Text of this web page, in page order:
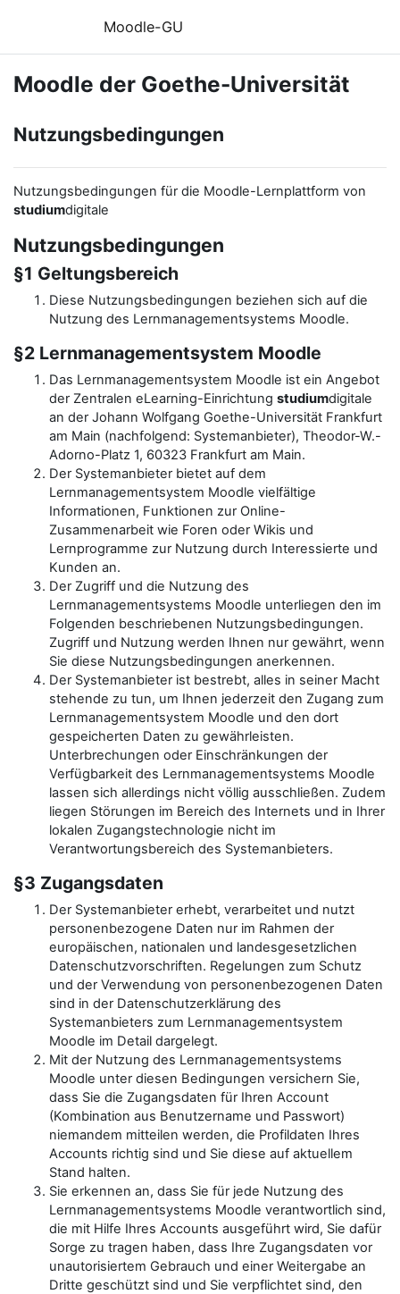
Moodle-GU
Moodle der Goethe-Universität
Nutzungsbedingungen
Nutzungsbedingungen für die Moodle-Lernplattform von
studiumdigitale
Nutzungsbedingungen
§1 Geltungsbereich
Diese Nutzungsbedingungen beziehen sich auf die
Nutzung des Lernmanagementsystems Moodle.
§2 Lernmanagementsystem Moodle
Das Lernmanagementsystem Moodle ist ein Angebot
der Zentralen eLearning-Einrichtung studiumdigitale
an der Johann Wolfgang Goethe-Universität Frankfurt
am Main (nachfolgend: Systemanbieter), Theodor-W.-
Adorno-Platz 1, 60323 Frankfurt am Main.
Der Systemanbieter bietet auf dem
Lernmanagementsystem Moodle vielfältige
Informationen, Funktionen zur Online-
Zusammenarbeit wie Foren oder Wikis und
Lernprogramme zur Nutzung durch Interessierte und
Kunden an.
Der Zugriff und die Nutzung des
Lernmanagementsystems Moodle unterliegen den im
Folgenden beschriebenen Nutzungsbedingungen.
Zugriff und Nutzung werden Ihnen nur gewährt, wenn
Sie diese Nutzungsbedingungen anerkennen.
Der Systemanbieter ist bestrebt, alles in seiner Macht
stehende zu tun, um Ihnen jederzeit den Zugang zum
Lernmanagementsystem Moodle und den dort
gespeicherten Daten zu gewährleisten.
Unterbrechungen oder Einschränkungen der
Verfügbarkeit des Lernmanagementsystems Moodle
lassen sich allerdings nicht völlig ausschließen. Zudem
liegen Störungen im Bereich des Internets und in Ihrer
lokalen Zugangstechnologie nicht im
Verantwortungsbereich des Systemanbieters.
§3 Zugangsdaten
Der Systemanbieter erhebt, verarbeitet und nutzt
personenbezogene Daten nur im Rahmen der
europäischen, nationalen und landesgesetzlichen
Datenschutzvorschriften. Regelungen zum Schutz
und der Verwendung von personenbezogenen Daten
sind in der Datenschutzerklärung des
Systemanbieters zum Lernmanagementsystem
Moodle im Detail dargelegt.
Mit der Nutzung des Lernmanagementsystems
Moodle unter diesen Bedingungen versichern Sie,
dass Sie die Zugangsdaten für Ihren Account
(Kombination aus Benutzername und Passwort)
niemandem mitteilen werden, die Profildaten Ihres
Accounts richtig sind und Sie diese auf aktuellem
Stand halten.
Sie erkennen an, dass Sie für jede Nutzung des
Lernmanagementsystems Moodle verantwortlich sind,
die mit Hilfe Ihres Accounts ausgeführt wird, Sie dafür
Sorge zu tragen haben, dass Ihre Zugangsdaten vor
unautorisiertem Gebrauch und einer Weitergabe an
Dritte geschützt sind und Sie verpflichtet sind, den